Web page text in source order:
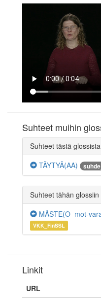
Suhteet muihin
Suhteet tästä glossista
TÄYTYÄ(AA)
Suhteet tähän glossiin
MÅSTE(O_mot-
VKK_FinSSL
Linkit
URL